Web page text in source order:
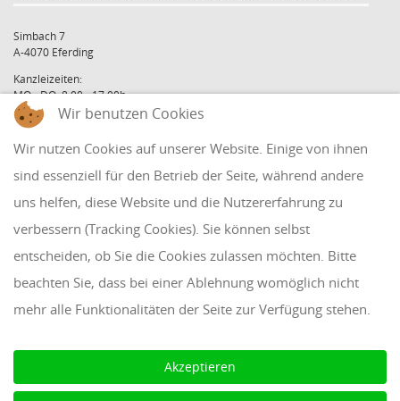
Simbach 7
A-4070 Eferding
Kanzleizeiten:
MO - DO: 8:00 - 17:00h
FR: 8:00 - 12:00h
Tel: +43 7272 39 79 - 0
Fax: +43 7272 39 79 - 9
QUICKLINKS
Klientenbereich
Disclaimer
AAB 2018
Cookie Einstellungen
Wir benutzen Cookies
Wir nutzen Cookies auf unserer Website. Einige von ihnen
sind essenziell für den Betrieb der Seite, während andere
uns helfen, diese Website und die Nutzererfahrung zu
verbessern (Tracking Cookies). Sie können selbst
entscheiden, ob Sie die Cookies zulassen möchten. Bitte
beachten Sie, dass bei einer Ablehnung womöglich nicht
mehr alle Funktionalitäten der Seite zur Verfügung stehen.
Akzeptieren